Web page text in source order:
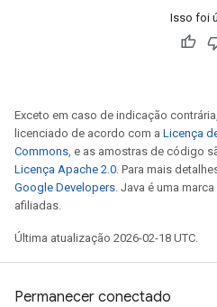
Isso foi
Exceto em caso de indicação
licenciado de acordo com a Licença
Commons, e as amostras de código
Licença Apache 2.0. Para mais
Google Developers. Java é uma
afiliadas.
Última atualização 2026-02-18 UTC.
Permanecer conectado